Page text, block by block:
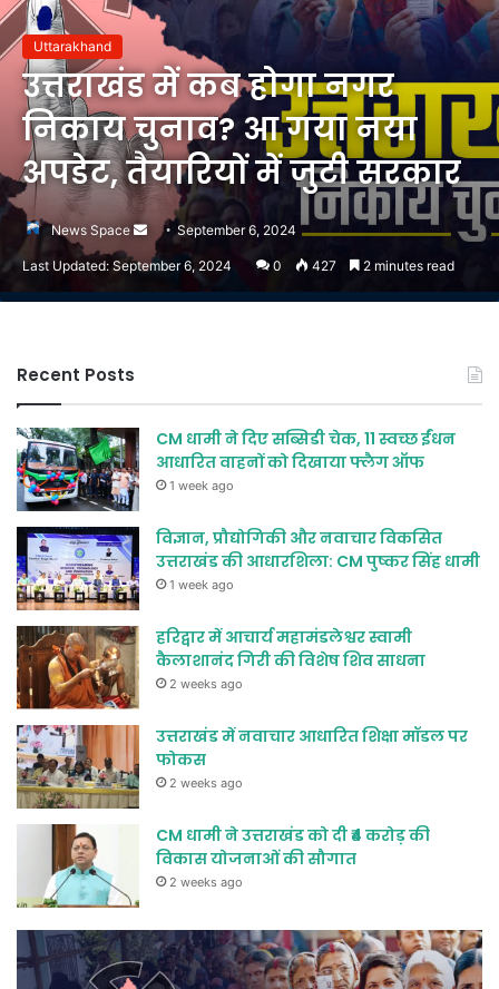
Uttarakhand
उत्तराखंड में कब होगा नगर
निकाय चुनाव? आ गया नया
अपडेट, तैयारियों में जुटी सरकार
News Space
Send
an
September 6, 2024
Last Updated: September 6, 2024 0 427 2 minutes read
Recent Posts
CM धामी ने दिए सब्सिडी चेक, 11 स्वच्छ ईंधन
आधारित वाहनों को दिखाया फ्लैग ऑफ
1 week ago
विज्ञान, प्रौद्योगिकी और नवाचार विकसित
उत्तराखंड की आधारशिला: CM पुष्कर सिंह धामी
1 week ago
हरिद्वार में आचार्य महामंडलेश्वर स्वामी
कैलाशानंद गिरी की विशेष शिव साधना
2 weeks ago
उत्तराखंड में नवाचार आधारित शिक्षा मॉडल पर
फोकस
2 weeks ago
CM धामी ने उत्तराखंड को दी ₹4 करोड़ की
विकास योजनाओं की सौगात
2 weeks ago